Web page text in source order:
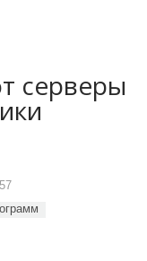
серверы